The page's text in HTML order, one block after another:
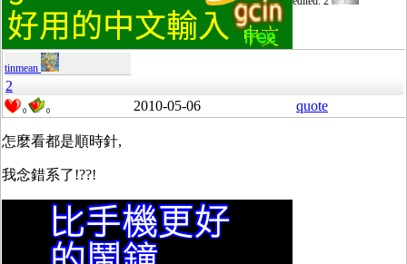
tinmean
2
0 0 2010-05-06 quote
怎麼看都是順時針,
我念錯系了!??!